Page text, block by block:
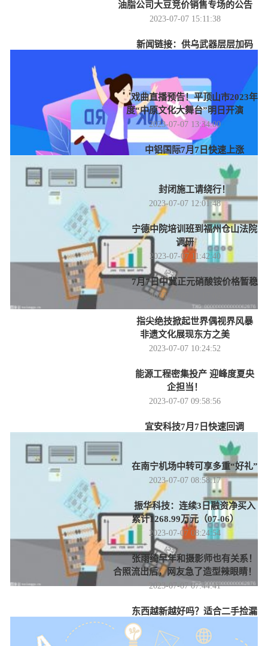
油脂公司大豆竞价销售专场的公告
2023-07-07 15:11:38
新闻链接：供乌武器层层加码
戏曲直播预告！平顶山市2023年
度“中原文化大舞台”明日开演
2023-07-07 13:34:00
中铝国际7月7日快速上涨
封闭施工请绕行！
2023-07-07 12:01:48
宁德中院培训班到福州仓山法院
调研
2023-07-07 11:42:40
7月7日中冀正元硝酸铵价格暂稳
2023-07-07 11:17:02
指尖绝技掀起世界偶视界风暴
非遗文化展现东方之美
2023-07-07 10:24:52
能源工程密集投产 迎峰度夏央
企担当！
2023-07-07 09:58:56
宜安科技7月7日快速回调
在南宁机场中转可享多重“好礼”
2023-07-07 08:58:17
振华科技：连续3日融资净买入
累计1268.99万元（07-06）
2023-07-07 08:24:54
张雨绮早年和摄影师也有关系！
合照流出后，网友急了造型辣眼睛！
2023-07-07 07:44:41
东西越新越好吗？适合二手捡漏
的5类东西，能省一半钱，早知早省
2023-07-07 07:01:37